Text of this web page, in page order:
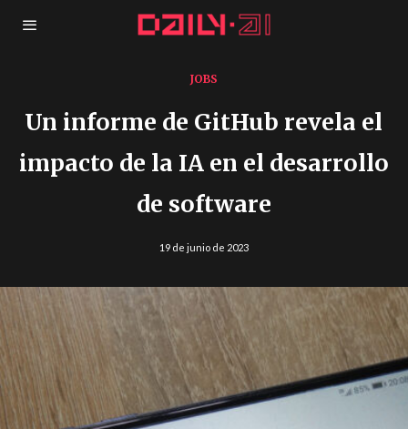
JOBS
Un informe de GitHub revela el
impacto de la IA en el desarrollo
de software
19 de junio de 2023